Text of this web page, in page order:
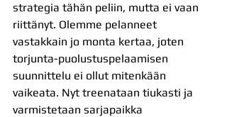
strategia tähän peliin, mutta ei vaan
riittänyt. Olemme pelanneet
vastakkain jo monta kertaa, joten
torjunta-puolustuspelaamisen
suunnittelu ei ollut mitenkään
vaikeata. Nyt treenataan tiukasti ja
varmistetaan sarjapaikka